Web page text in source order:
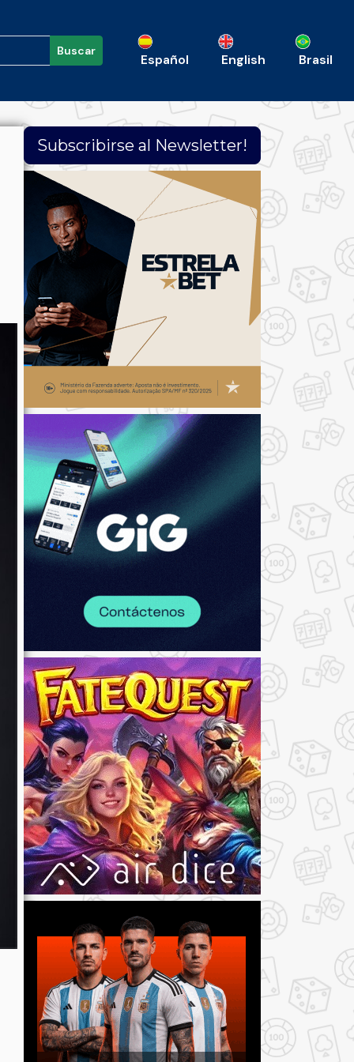
Buscar
Español English Brasil
Subscribirse al Newsletter!